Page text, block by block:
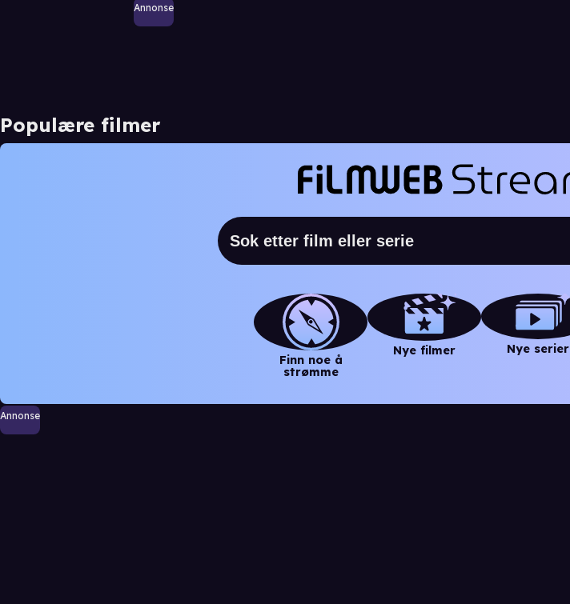
Annonse
Populære filmer
Finn noe å
strømme
Nye filmer Nye serier
Annonse